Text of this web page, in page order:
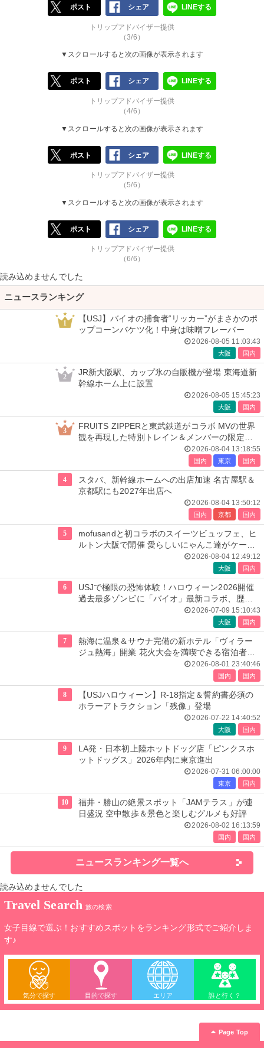
ポスト シェア LINEする
トリップアドバイザー提供
（3/6）
▼スクロールすると次の画像が表示されます
ポスト シェア LINEする
トリップアドバイザー提供
（4/6）
▼スクロールすると次の画像が表示されます
ポスト シェア LINEする
トリップアドバイザー提供
（5/6）
▼スクロールすると次の画像が表示されます
ポスト シェア LINEする
トリップアドバイザー提供
（6/6）
読み込めませんでした
ニュースランキング
1
【USJ】バイオの捕食者“リッカー”がまさかのポ
ップコーンバケツ化！中身は味噌フレーバー
2026-08-05 11:03:43
大阪 国内
2
JR新大阪駅、カップ氷の自販機が登場 東海道新
幹線ホーム上に設置
2026-08-05 15:45:23
大阪 国内
3
FRUITS ZIPPERと東武鉄道がコラボ MVの世界
観を再現した特別トレイン＆メンバーの限定ア
2026-08-04 13:18:55
国内 東京 国内
4
スタバ、新幹線ホームへの出店加速 名古屋駅＆
京都駅にも2027年出店へ
2026-08-04 13:50:12
国内 京都 国内
5
mofusandと初コラボのスイーツビュッフェ、ヒ
ルトン大阪で開催 愛らしいにゃんこ達がケーキ
2026-08-04 12:49:12
大阪 国内
6
USJで極限の恐怖体験！ハロウィーン2026開催
過去最多ゾンビに「バイオ」最新コラボ、歴代
2026-07-09 15:10:43
大阪 国内
7
熱海に温泉＆サウナ完備の新ホテル「ヴィラー
ジュ熱海」開業 花火大会を満喫できる宿泊者専
2026-08-01 23:40:46
国内 国内
8
【USJハロウィーン】R-18指定＆誓約書必須の
ホラーアトラクション「残像」登場
2026-07-22 14:40:52
大阪 国内
9
LA発・日本初上陸ホットドッグ店「ピンクスホ
ットドッグス」2026年内に東京進出
2026-07-31 06:00:00
東京 国内
10
福井・勝山の絶景スポット「JAMテラス」が連
日盛況 空中散歩＆景色と楽しむグルメも好評
2026-08-02 16:13:59
国内 国内
ニュースランキング一覧へ
読み込めませんでした
Travel Search 旅の検索
女子目線で選ぶ！おすすめスポットをランキング形式でご紹介しま
す♪
気分で探す 目的で探す エリア 誰と行く？
Page Top